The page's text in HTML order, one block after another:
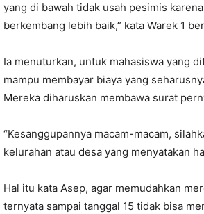
yang di bawah tidak usah pesimis
berkembang lebih baik,” kata Warek 1
Ia menuturkan, untuk mahasiswa yang
mampu membayar biaya yang
Mereka diharuskan membawa surat
“Kesanggupannya macam-macam,
kelurahan atau desa yang menyatakan
Hal itu kata Asep, agar memudahkan
ternyata sampai tanggal 15 tidak bisa